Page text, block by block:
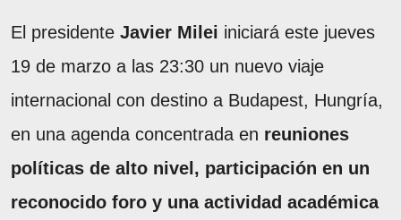
El presidente Javier Milei iniciará este jueves
19 de marzo a las 23:30 un nuevo viaje
internacional con destino a Budapest, Hungría,
en una agenda concentrada en reuniones
políticas de alto nivel, participación en un
reconocido foro y una actividad académica